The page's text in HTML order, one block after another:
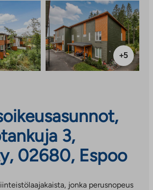
+5
3,
02680, Espoo
jonka perusnopeus